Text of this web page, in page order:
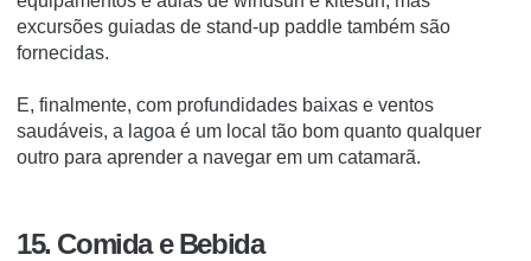
excursões guiadas de stand-up paddle também são
fornecidas.
E, finalmente, com profundidades baixas e ventos
saudáveis, a lagoa é um local tão bom quanto qualquer
outro para aprender a navegar em um catamarã.
15. Comida e Bebida